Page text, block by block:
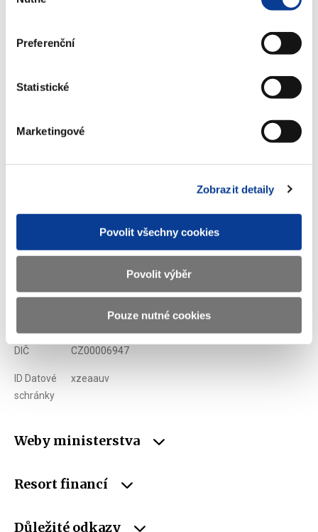
Preferenční
Statistické
Marketingové
Zobrazit detaily
Povolit všechny cookies
Povolit výběr
Pouze nutné cookies
Stáhnout vše
Zobrazeno96 × Doporučeno329 ×
Letenská 15, 118 10 Praha
+420 257 041 111
E-mail podatelna@mf.gov.cz
00006947
DIČ CZ00006947
ID Datové
schránky
xzeaauv
Weby ministerstva
Resort financí
Důležité odkazy